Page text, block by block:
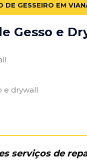
DE GESSEIRO EM
Gesso e
e drywall
serviços de